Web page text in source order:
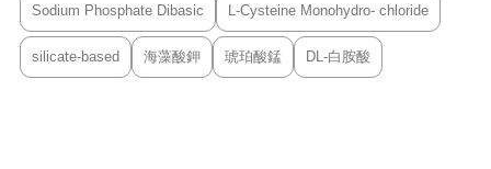
Sodium Phosphate Dibasic L-Cysteine Monohydro- chloride
silicate-based 海藻酸鉀 琥珀酸錳 DL-白胺酸